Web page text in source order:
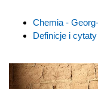
Chemia -
Definicje i